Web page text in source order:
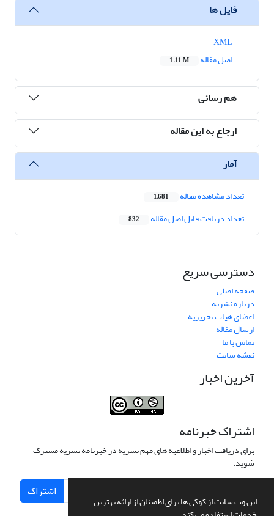
این وب سایت از کوکی ها برای اطمینان از ارائه بهترین
فایل ها
اصل مقاله
1.11 M
هم رسانی
ارجاع به این مقاله
آمار
تعداد مشاهده مقاله 1,681
تعداد دریافت فایل اصل مقاله 832
دسترسی سریع
صفحه اصلی
درباره نشریه
اعضای هیات تحریریه
ارسال مقاله
تماس با ما
نقشه سایت
آخرین اخبار
اشتراک خبرنامه
برای دریافت اخبار و اطلاعیه های مهم نشریه در خبرنامه نشریه مشترک
شوید.
اشتراک